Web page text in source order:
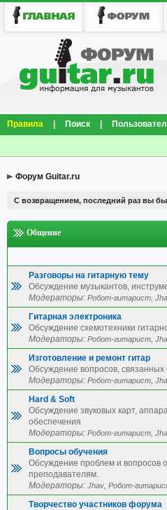
Правила Поиск
Форум Guitar.ru
С возвращением, последний раз вы
Общение
Разговоры на гитарную тему
Обсуждение музыкантов,
Модераторы: Робот-гитарист,
Гитарная электроника
Обсуждение схемотехники
Модераторы: Робот-гитарист,
Изготовление и ремонт гитар
Обсуждение вопросов,
Модераторы: Робот-гитарист,
Hard & Soft
Обсуждение звуковых карт,
обеспечения
Модераторы: Робот-гитарист,
Вопросы обучения
Обсуждение проблем и вопросов
преподавателям.
Модераторы: Jhav, Робот-
Творчество участников форума